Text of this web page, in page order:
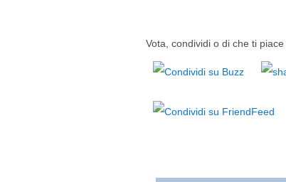
Vota, condividi o di che ti